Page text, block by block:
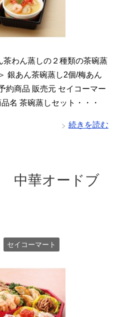
わん蒸しの２種類の茶碗蒸
銀あん茶碗蒸し2個/梅あん
約商品 販売元 セイコーマー
名 茶碗蒸しセット・・・
続きを読む
中華オードブ
セイコーマート